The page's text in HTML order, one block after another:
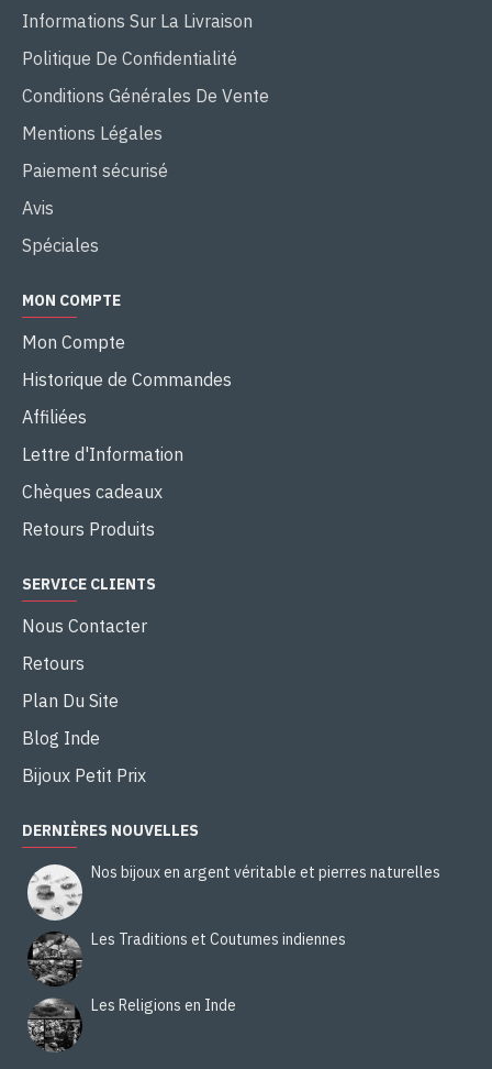
Informations Sur La Livraison
Politique De Confidentialité
Conditions Générales De Vente
Mentions Légales
Paiement sécurisé
Avis
Spéciales
MON COMPTE
Mon Compte
Historique de Commandes
Affiliées
Lettre d'Information
Chèques cadeaux
Retours Produits
SERVICE CLIENTS
Nous Contacter
Retours
Plan Du Site
Blog Inde
Bijoux Petit Prix
DERNIÈRES NOUVELLES
Nos bijoux en argent véritable et pierres naturelles
Les Traditions et Coutumes indiennes
Les Religions en Inde